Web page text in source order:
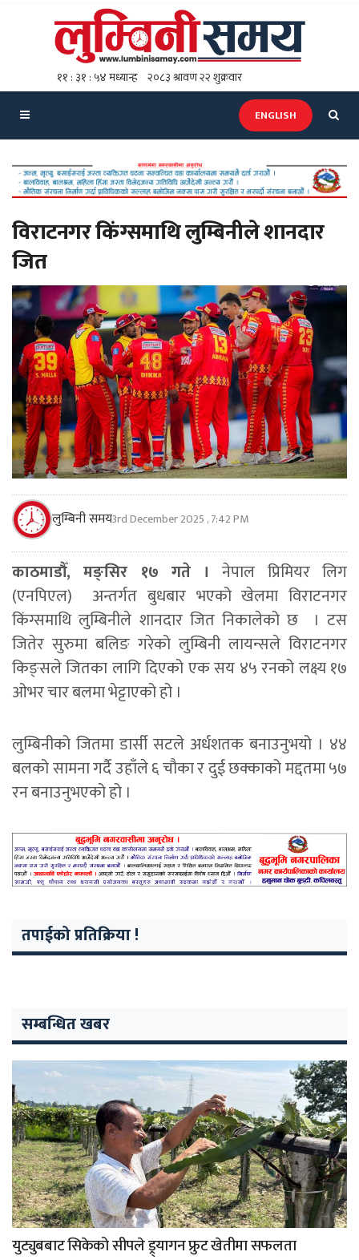
ENGLISH
विराटनगर किंग्समाथि लुम्बिनीले शानदार
जित
लुम्बिनी समय3rd December 2025 , 7:42 PM
काठमाडौँ, मङ्सिर १७ गते । नेपाल प्रिमियर लिग
(एनपिएल) अन्तर्गत बुधबार भएको खेलमा विराटनगर
किंग्समाथि लुम्बिनीले शानदार जित निकालेको छ । टस
जितेर सुरुमा बलिङ गरेको लुम्बिनी लायन्सले विराटनगर
किङ्सले जितका लागि दिएको एक सय ४५ रनको लक्ष्य १७
ओभर चार बलमा भेट्टाएको हो ।
लुम्बिनीको जितमा डार्सी सटले अर्धशतक बनाउनुभयो । ४४
बलको सामना गर्दै उहाँले ६ चौका र दुई छक्काको मद्दतमा ५७
रन बनाउनुभएको हो ।
तपाईको प्रतिक्रिया !
सम्बन्धित खबर
युट्युबबाट सिकेको सीपले ड्र्यागन फ्रुट खेतीमा सफलता